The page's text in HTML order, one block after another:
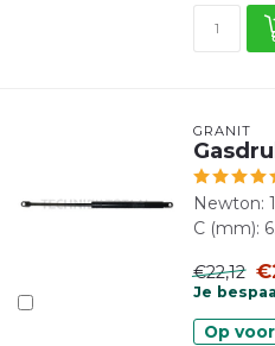
GRANIT
Newton:
C (mm):
€22,12
Je
Op